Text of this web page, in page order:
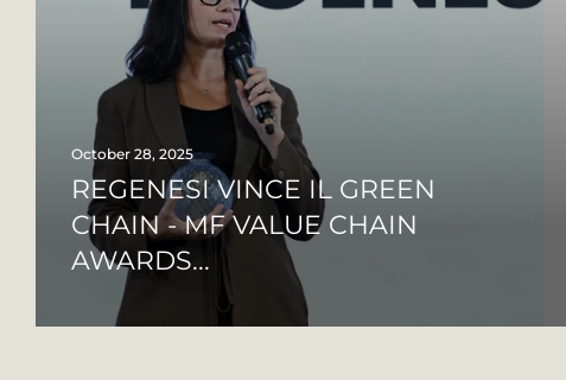
October 28, 2025
REGENESI VINCE IL GREEN
CHAIN - MF VALUE CHAIN
AWARDS...